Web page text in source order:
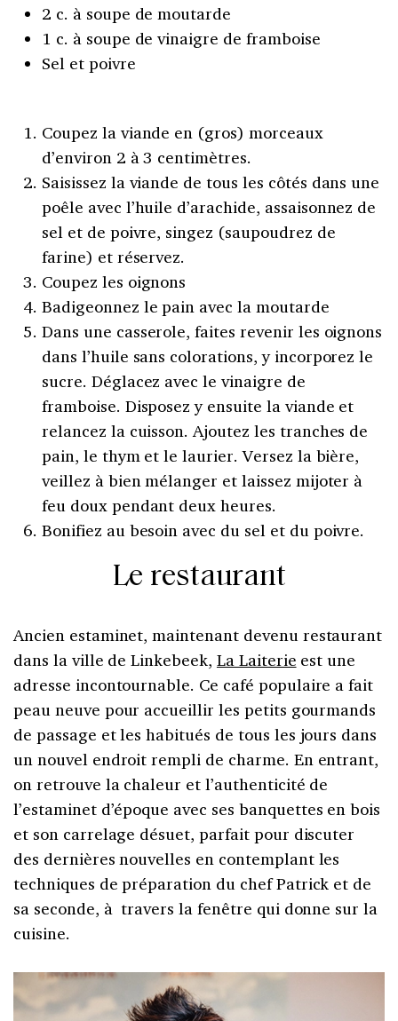
2 c. à soupe de moutarde
1 c. à soupe de vinaigre de framboise
Sel et poivre
Coupez la viande en (gros) morceaux
d’environ 2 à 3 centimètres.
Saisissez la viande de tous les côtés dans une
poêle avec l’huile d’arachide, assaisonnez de
sel et de poivre, singez (saupoudrez de
farine) et réservez.
Coupez les oignons
Badigeonnez le pain avec la moutarde
Dans une casserole, faites revenir les oignons
dans l’huile sans colorations, y incorporez le
sucre. Déglacez avec le vinaigre de
framboise. Disposez y ensuite la viande et
relancez la cuisson. Ajoutez les tranches de
pain, le thym et le laurier. Versez la bière,
veillez à bien mélanger et laissez mijoter à
feu doux pendant deux heures.
Bonifiez au besoin avec du sel et du poivre.
Le restaurant
Ancien estaminet, maintenant devenu restaurant
dans la ville de Linkebeek, La Laiterie est une
adresse incontournable. Ce café populaire a fait
peau neuve pour accueillir les petits gourmands
de passage et les habitués de tous les jours dans
un nouvel endroit rempli de charme. En entrant,
on retrouve la chaleur et l’authenticité de
l’estaminet d’époque avec ses banquettes en bois
et son carrelage désuet, parfait pour discuter
des dernières nouvelles en contemplant les
techniques de préparation du chef Patrick et de
sa seconde, à travers la fenêtre qui donne sur la
cuisine.